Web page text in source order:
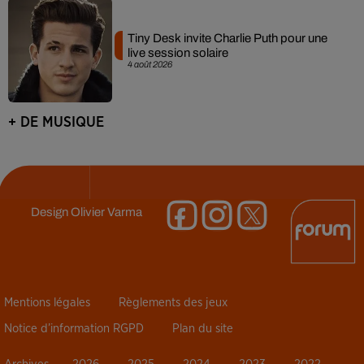
4 août 2026
Tiny Desk invite Charlie Puth pour une
live session solaire
+ DE MUSIQUE
DesignOlivier Varma
Mentions légales Règlements des jeux
Notice d’information RGPD Plan du site